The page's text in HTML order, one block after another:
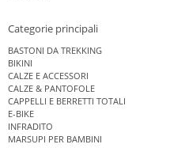
Categorie principali
BASTONI DA TREKKING
BIKINI
CALZE E ACCESSORI
CALZE & PANTOFOLE
CAPPELLI E BERRETTI TOTALI
E-BIKE
INFRADITO
MARSUPI PER BAMBINI